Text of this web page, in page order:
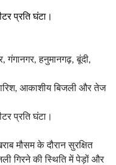
प्रति घंटा।
हनुमानगढ़, बूंदी,
आकाशीय बिजली और तेज
प्रति घंटा।
मौसम के दौरान सुरक्षित
गिरने की स्थिति में पेड़ों और